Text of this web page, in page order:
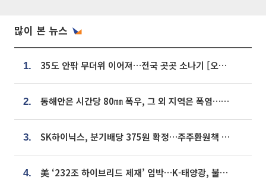
많이 본 뉴스
1. 35도 안팎 무더위 이어져…전국 곳곳 소나기 [오늘 날씨]
2. 동해안은 시간당 80㎜ 폭우, 그 외 지역은 폭염…‘극과 극 날씨’
3. SK하이닉스, 분기배당 375원 확정…주주환원책 9월로 앞당겨 발표
4. 美 ‘232조 하이브리드 제재’ 임박…K-태양광, 불확실성 털고 날개 다나